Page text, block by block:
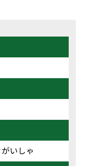
いしゃ